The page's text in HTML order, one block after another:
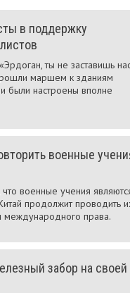
в поддержку
ты не заставишь
маршем к зданиям
были настроены вполне
военные
военные учения
продолжит проводить
международного права.
забор на своей